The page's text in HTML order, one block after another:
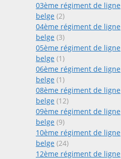
03ème régiment de ligne
belge (2)
04ème régiment de ligne
belge (3)
05ème régiment de ligne
belge (1)
06ème régiment de ligne
belge (1)
08ème régiment de ligne
belge (12)
09ème régiment de ligne
belge (9)
10ème régiment de ligne
belge (24)
12ème régiment de ligne